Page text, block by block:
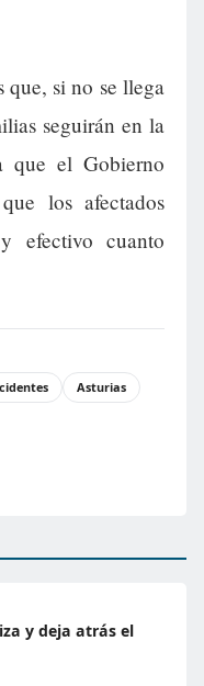
que, si no se llega
seguirán en la
que el Gobierno
los afectados
efectivo cuanto
Asturias
y deja atrás el